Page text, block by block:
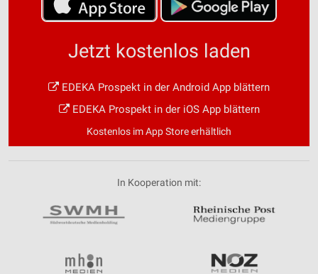
Jetzt kostenlos laden
EDEKA Prospekt in der Android App blättern
EDEKA Prospekt in der iOS App blättern
Kostenlos im App Store erhältlich
In Kooperation mit: